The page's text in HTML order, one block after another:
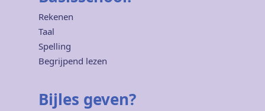
Rekenen
Taal
Spelling
Begrijpend lezen
Bijles geven?